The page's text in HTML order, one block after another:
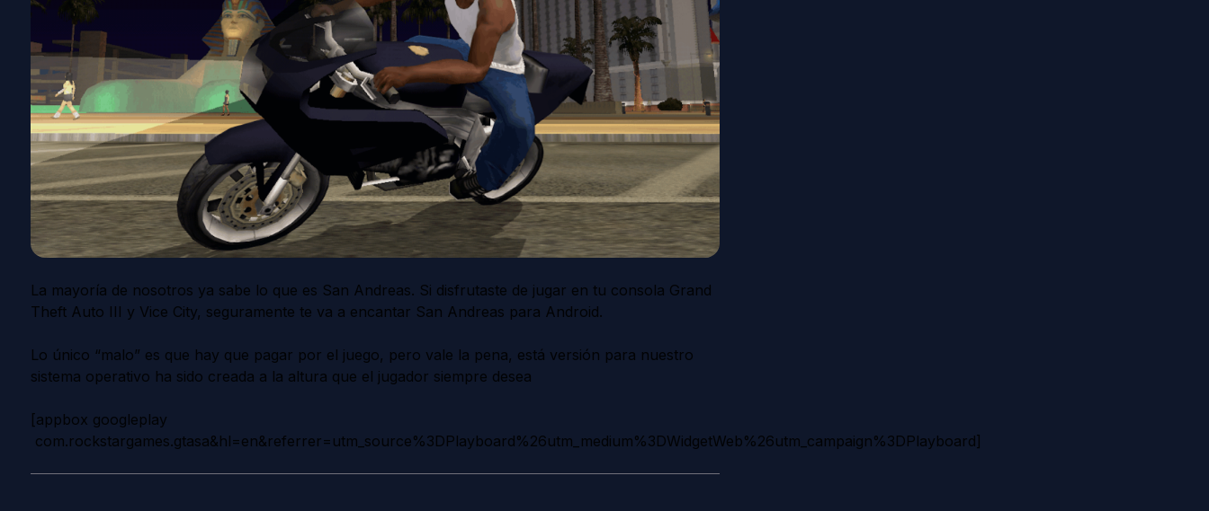
La mayoría de nosotros ya sabe lo que es San Andreas. Si disfrutaste de jugar en tu consola Grand
Theft Auto III y Vice City, seguramente te va a encantar San Andreas para Android.
Lo único “malo” es que hay que pagar por el juego, pero vale la pena, está versión para nuestro
sistema operativo ha sido creada a la altura que el jugador siempre desea
[appbox googleplay
com.rockstargames.gtasa&hl=en&referrer=utm_source%3DPlayboard%26utm_medium%3DWidgetWeb%26utm_campaign%3DPlayboard]